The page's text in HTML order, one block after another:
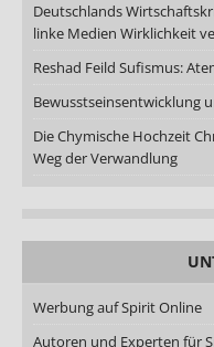
Deutschlands
linke Medien Wirklichkeit
Reshad Feild Sufismus:
Bewusstseinsentwicklung
Die Chymische Hochzeit
Weg der Verwandlung
Werbung auf Spirit Online
Autoren und Experten für